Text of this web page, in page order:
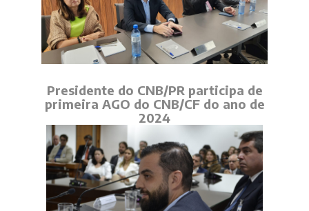
Presidente do CNB/PR participa de
primeira AGO do CNB/CF do ano de
2024